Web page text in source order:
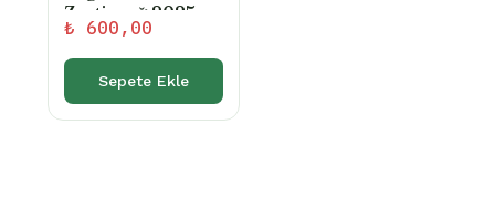
Zeytinyağ 2025-
2026 Sezonu
(FİLTRESİZ)
₺ 600,00
Sepete Ekle